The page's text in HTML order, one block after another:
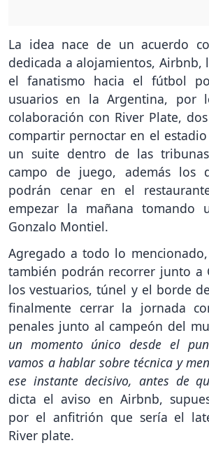
La idea nace de un acuerdo
dedicada a alojamientos, Airbnb,
el fanatismo hacia el fútbol
usuarios en la Argentina, por
colaboración con River Plate,
compartir pernoctar en el
un suite dentro de las
campo de juego, además los
podrán cenar en el
empezar la mañana tomando
Gonzalo Montiel.
Agregado a todo lo
también podrán recorrer junto a
los vestuarios, túnel y el borde
finalmente cerrar la jornada
penales junto al campeón del
un momento único desde el
vamos a hablar sobre técnica y
ese instante decisivo, antes de
dicta el aviso en Airbnb,
por el anfitrión que sería el
River plate.